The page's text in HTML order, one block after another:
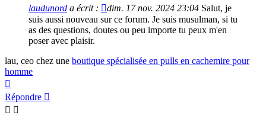
laudunord a écrit : dim. 17 nov. 2024 23:04 Salut, je
suis aussi nouveau sur ce forum. Je suis musulman, si tu
as des questions, doutes ou peu importe tu peux m'en
poser avec plaisir.
lau, ceo chez une boutique spécialisée en pulls en cachemire pour
homme
Répondre